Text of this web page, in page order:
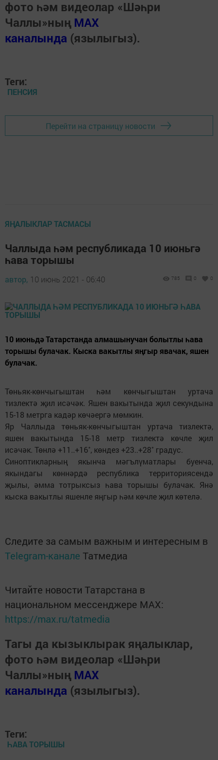
фото һәм видеолар «Шәһри
Чаллы»ның MAX
каналында (язылыгыз).
Теги:
ПЕНСИЯ
Перейти на страницу новости
ЯҢАЛЫКЛАР ТАСМАСЫ
Чаллыда һәм республикада 10 июньгә
һава торышы
автор, 10 июнь 2021 - 06:40 785 0 0
10 июньдә Татарстанда алмашынучан болытлы һава
торышы булачак. Кыска вакытлы яңгыр явачак, яшен
булачак.
Төньяк-көнчыгыштан һәм көнчыгыштан уртача
тизлектә җил исәчәк. Яшен вакытында җил секундына
15-18 метрга кадәр көчәергә мөмкин.
Яр Чаллыда төньяк-көнчыгыштан уртача тизлектә,
яшен вакытында 15-18 метр тизлектә көчле җил
исәчәк. Төнлә +11..+16˚, көндез +23..+28˚ градус.
Синоптикларның якынча мәгълүматлары буенча,
якындагы көннәрдә республика территориясендә
җылы, әмма тотрыксыз һава торышы булачак. Янә
кыска вакытлы яшенле яңгыр һәм көчле җил көтелә.
Следите за самым важным и интересным в
Telegram-канале Татмедиа
Читайте новости Татарстана в
национальном мессенджере MАХ:
https://max.ru/tatmedia
Тагы да кызыклырак яңалыклар,
фото һәм видеолар «Шәһри
Чаллы»ның MAX
каналында (язылыгыз).
Теги:
ҺАВА ТОРЫШЫ